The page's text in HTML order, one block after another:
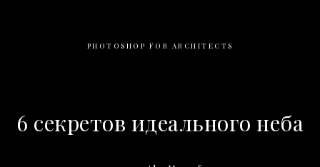
PHOTOSHOP FOR ARCHITECTS
6 секретов идеального неба